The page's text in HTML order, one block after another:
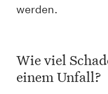
werden.
Wie viel
einem Unfall?